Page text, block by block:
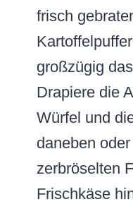
frisch
großzügig
Drapiere die
Würfel und
daneben
zerbröselten
Frischkäse